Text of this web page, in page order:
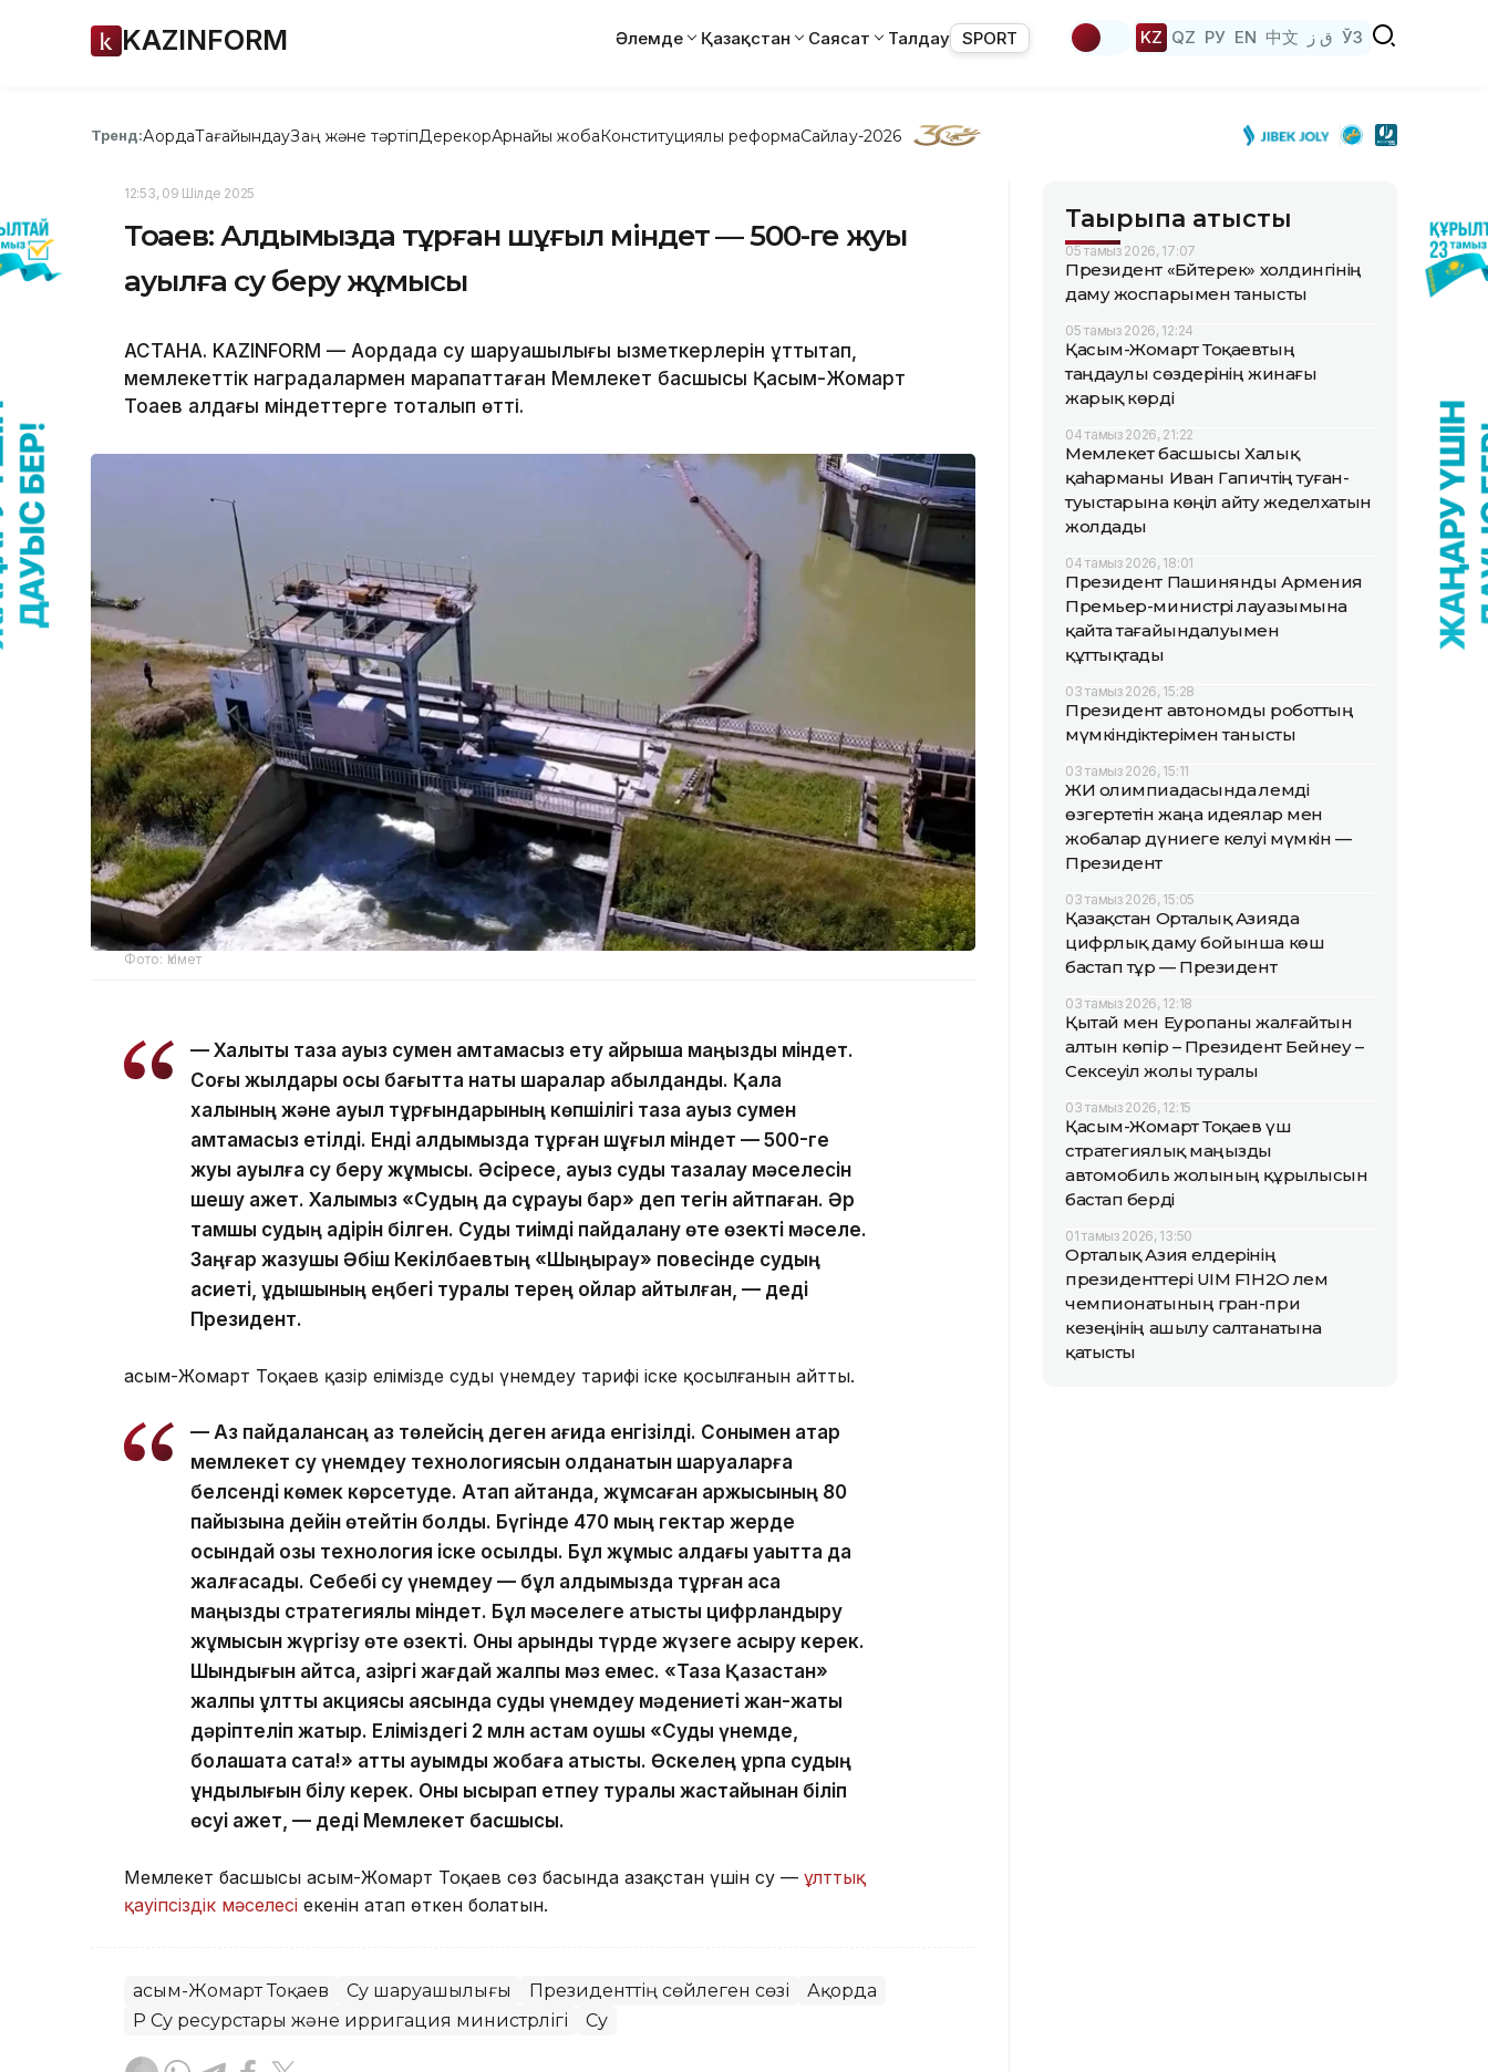
KAZINFORM Әлемде Қазақстан Саясат Талдау SPORT KZ QZ РУ EN 中文 ق ز ЎЗ
Тренд:АқордаТағайындауЗаң және тәртіпДерекқорАрнайы жобаКонституциялық реформаСайлау-2026
12:53, 09 Шілде 2025
Тоқаев: Алдымызда тұрған шұғыл міндет — 500-ге жуық
ауылға су беру жұмысы
АСТАНА. KAZINFORM — Ақордада су шаруашылығы қызметкерлерін құттықтап,
мемлекеттік наградалармен марапаттаған Мемлекет басшысы Қасым-Жомарт
Тоқаев алдағы міндеттерге тоқталып өтті.
Фото: Үкімет
— Халықты таза ауыз сумен қамтамасыз ету айрықша маңызды міндет.
Соғы жылдары осы бағытта нақты шаралар қабылданды. Қала
халқының және ауыл тұрғындарының көпшілігі таза ауыз сумен
қамтамасыз етілді. Енді алдымызда тұрған шұғыл міндет — 500-ге
жуық ауылға су беру жұмысы. Әсіресе, ауыз суды тазалау мәселесін
шешу қажет. Халқымыз «Судың да сұрауы бар» деп тегін айтпаған. Әр
тамшы судың қадірін білген. Суды тиімді пайдалану өте өзекті мәселе.
Заңғар жазушы Әбіш Кекілбаевтың «Шыңырау» повесінде судың
қасиеті, құдықшының еңбегі туралы терең ойлар айтылған, — деді
Президент.
Қасым-Жомарт Тоқаев қазір елімізде суды үнемдеу тарифі іске қосылғанын айтты.
— Аз пайдалансаң аз төлейсің деген қағида енгізілді. Сонымен қатар
мемлекет су үнемдеу технологиясын қолданатын шаруаларға
белсенді көмек көрсетуде. Атап айтқанда, жұмсаған қаржысының 80
пайызына дейін өтейтін болды. Бүгінде 470 мың гектар жерде
осындай озық технология іске қосылды. Бұл жұмыс алдағы уақытта да
жалғасады. Себебі су үнемдеу — бұл алдымызда тұрған аса
маңызды стратегиялық міндет. Бұл мәселеге қатысты цифрландыру
жұмысын жүргізу өте өзекті. Оны қарқынды түрде жүзеге асыру керек.
Шындығын айтсақ, қазіргі жағдай жалпы мәз емес. «Таза Қазақстан»
жалпы ұлттық акциясы аясында суды үнемдеу мәдениеті жан-жақты
дәріптеліп жатыр. Еліміздегі 2 млн астам оқушы «Суды үнемде,
болашақта сақта!» атты ауқымды жобаға қатысты. Өскелең ұрпақ судың
құндылығын білу керек. Оны ысырап етпеу туралы жастайынан біліп
өсуі қажет, — деді Мемлекет басшысы.
Мемлекет басшысы Қасым-Жомарт Тоқаев сөз басында Қазақстан үшін су — ұлттық
қауіпсіздік мәселесі екенін атап өткен болатын.
Қасым-Жомарт Тоқаев Су шаруашылығы Президенттің сөйлеген сөзі
Ақорда
ҚР Су ресурстары және ирригация министрлігі
Су
Тақырыпқа қатысты
05 тамыз 2026, 17:07
Президент «Бәйтерек» холдингінің
даму жоспарымен танысты
05 тамыз 2026, 12:24
Қасым-Жомарт Тоқаевтың
таңдаулы сөздерінің жинағы
жарық көрді
04 тамыз 2026, 21:22
Мемлекет басшысы Халық
қаһарманы Иван Гапичтің туған-
туыстарына көңіл айту жеделхатын
жолдады
04 тамыз 2026, 18:01
Президент Пашинянды Армения
Премьер-министрі лауазымына
қайта тағайындалуымен
құттықтады
03 тамыз 2026, 15:28
Президент автономды роботтың
мүмкіндіктерімен танысты
03 тамыз 2026, 15:11
ЖИ олимпиадасында әлемді
өзгертетін жаңа идеялар мен
жобалар дүниеге келуі мүмкін —
Президент
03 тамыз 2026, 15:05
Қазақстан Орталық Азияда
цифрлық даму бойынша көш
бастап тұр — Президент
03 тамыз 2026, 12:18
Қытай мен Еуропаны жалғайтын
алтын көпір – Президент Бейнеу –
Сексеуіл жолы туралы
03 тамыз 2026, 12:15
Қасым-Жомарт Тоқаев үш
стратегиялық маңызды
автомобиль жолының құрылысын
бастап берді
01 тамыз 2026, 13:50
Орталық Азия елдерінің
президенттері UIM F1H2O әлем
чемпионатының гран-при
кезеңінің ашылу салтанатына
қатысты